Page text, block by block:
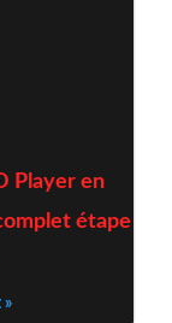
Player en
étape
»